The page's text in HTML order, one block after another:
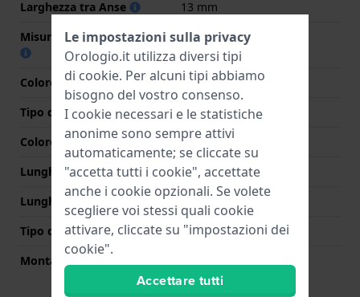
Larghezza tra Anse
13 mm
Misura cinturino alla fibbia
10 mm
Colore cinturino
Argento
Tipo di chiusura
Chiusura milanese
Colore Chiusura
Argento
Lunghezza Parte Superiore
70 mm
Lunghezza Parte Inferiore
105 mm
Tipo di montatura
Perni a molla
Montatura dritta
Le impostazioni sulla privacy
Orologio.it utilizza diversi tipi
di cookie. Per alcuni tipi abbiamo
bisogno del vostro consenso.
I cookie necessari e le statistiche
anonime sono sempre attivi
automaticamente; se cliccate su
"accetta tutti i cookie", accettate
anche i cookie opzionali. Se volete
scegliere voi stessi quali cookie
attivare, cliccate su "impostazioni dei
cookie".
Accettare tutti